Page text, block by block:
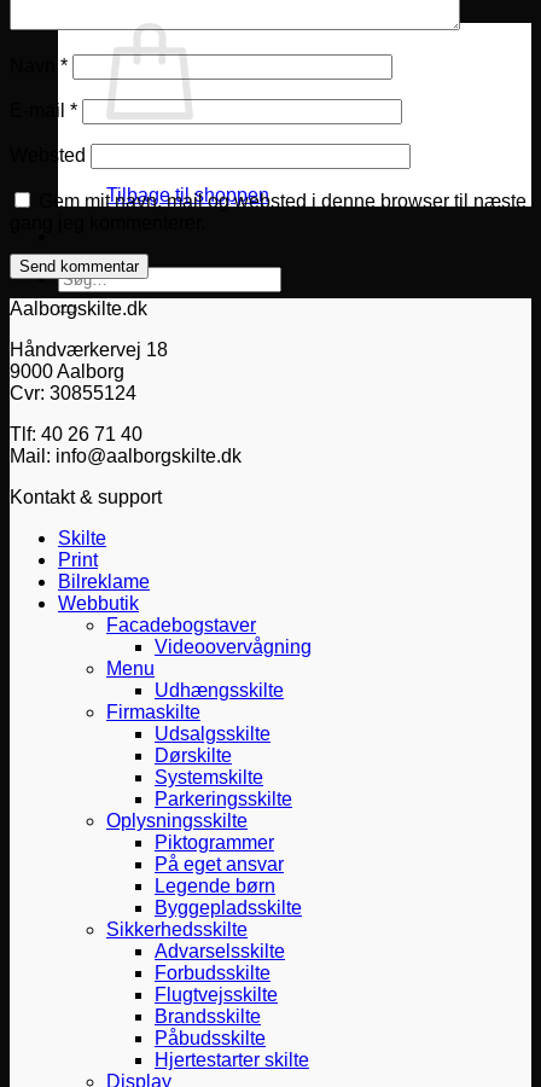
Tilbage til shoppen
Søg
efter:
*
E-mail *
Websted
Gem mit navn, mail og websted i denne browser til næste
Aalborgskilte.dk
Håndværkervej 18
9000 Aalborg
Cvr: 30855124
Tlf: 40 26 71 40
Mail: info@aalborgskilte.dk
Kontakt & support
Skilte
Print
Bilreklame
Webbutik
Facadebogstaver
Videoovervågning
Menu
Udhængsskilte
Firmaskilte
Udsalgsskilte
Dørskilte
Systemskilte
Parkeringsskilte
Oplysningsskilte
Piktogrammer
På eget ansvar
Legende børn
Byggepladsskilte
Sikkerhedsskilte
Advarselsskilte
Forbudsskilte
Flugtvejsskilte
Brandsskilte
Påbudsskilte
Hjertestarter skilte
Display